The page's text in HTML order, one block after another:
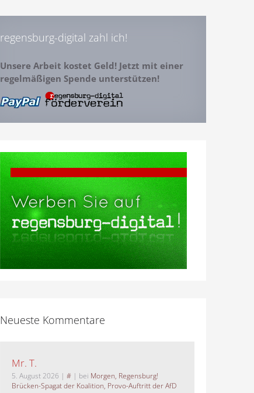
regensburg-digital zahl ich!
Unsere Arbeit kostet Geld! Jetzt mit einer
regelmäßigen Spende unterstützen!
Neueste Kommentare
Mr. T.
5. August 2026 | #| bei Morgen, Regensburg!
Brücken-Spagat der Koalition, Provo-Auftritt der AfD